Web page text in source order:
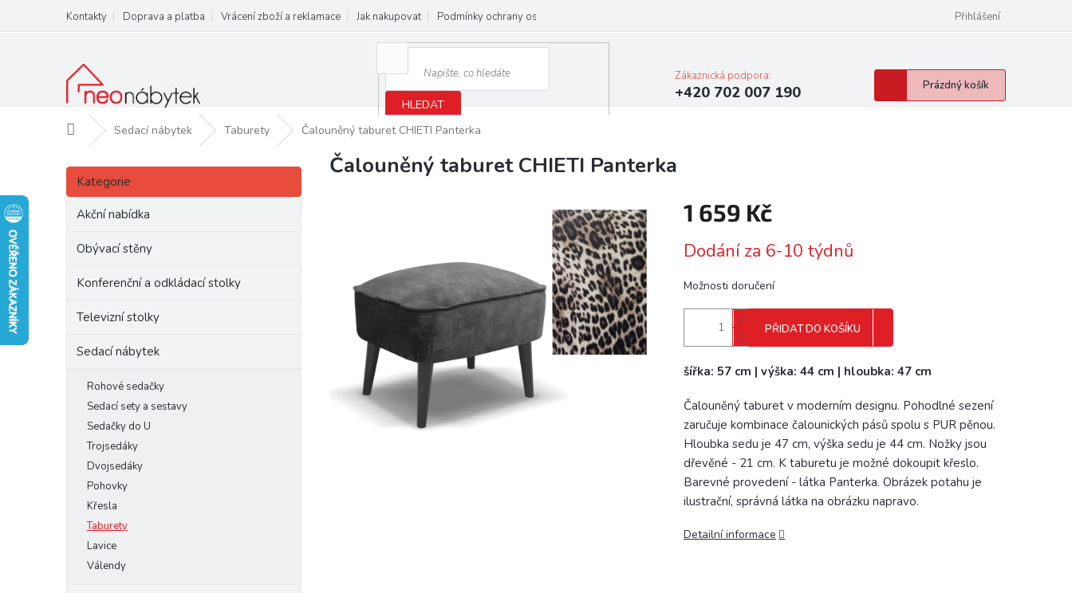
obsah
Kontakty Doprava a platba Vrácení zboží a reklamace Jak nakupovat Podmínky ochrany osobních údajů Přihlášení
HLEDAT
Zákaznická podpora:
+420 702 007 190
Nákupní
košík
Prázdný košík
Domů Sedací nábytek Taburety Čalouněný taburet CHIETI Panterka
P
s
Přeskočit
kategorie
Kategorie
Akční nabídka
Obývací stěny
Konferenční a odkládací stolky
Televizní stolky
Sedací nábytek
Rohové sedačky
Sedací sety a sestavy
Sedačky do U
Trojsedáky
Dvojsedáky
Pohovky
Křesla
Taburety
Lavice
Válendy
Čalouněný taburet CHIETI Panterka
1 659 Kč
cena:
Dodání za 6-10 týdnů
Možnosti doručení
PŘIDAT DO KOŠÍKU
šířka: 57 cm | výška: 44 cm | hloubka: 47 cm
Čalouněný taburet v moderním designu. Pohodlné sezení
zaručuje kombinace čalounických pásů spolu s PUR pěnou.
Hloubka sedu je 47 cm, výška sedu je 44 cm. Nožky jsou
dřevěné - 21 cm. K taburetu je možné dokoupit křeslo.
Barevné provedení - látka Panterka. Obrázek potahu je
ilustrační, správná látka na obrázku napravo.
Detailní informace